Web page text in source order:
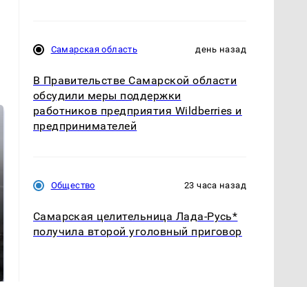
Где будет встреча
На Урале из казны
Самарская область день назад
В Правительстве Самарской области
обсудили меры поддержки
работников предприятия Wildberries и
предпринимателей
Общество 23 часа назад
Самарская целительница Лада-Русь*
получила второй уголовный приговор